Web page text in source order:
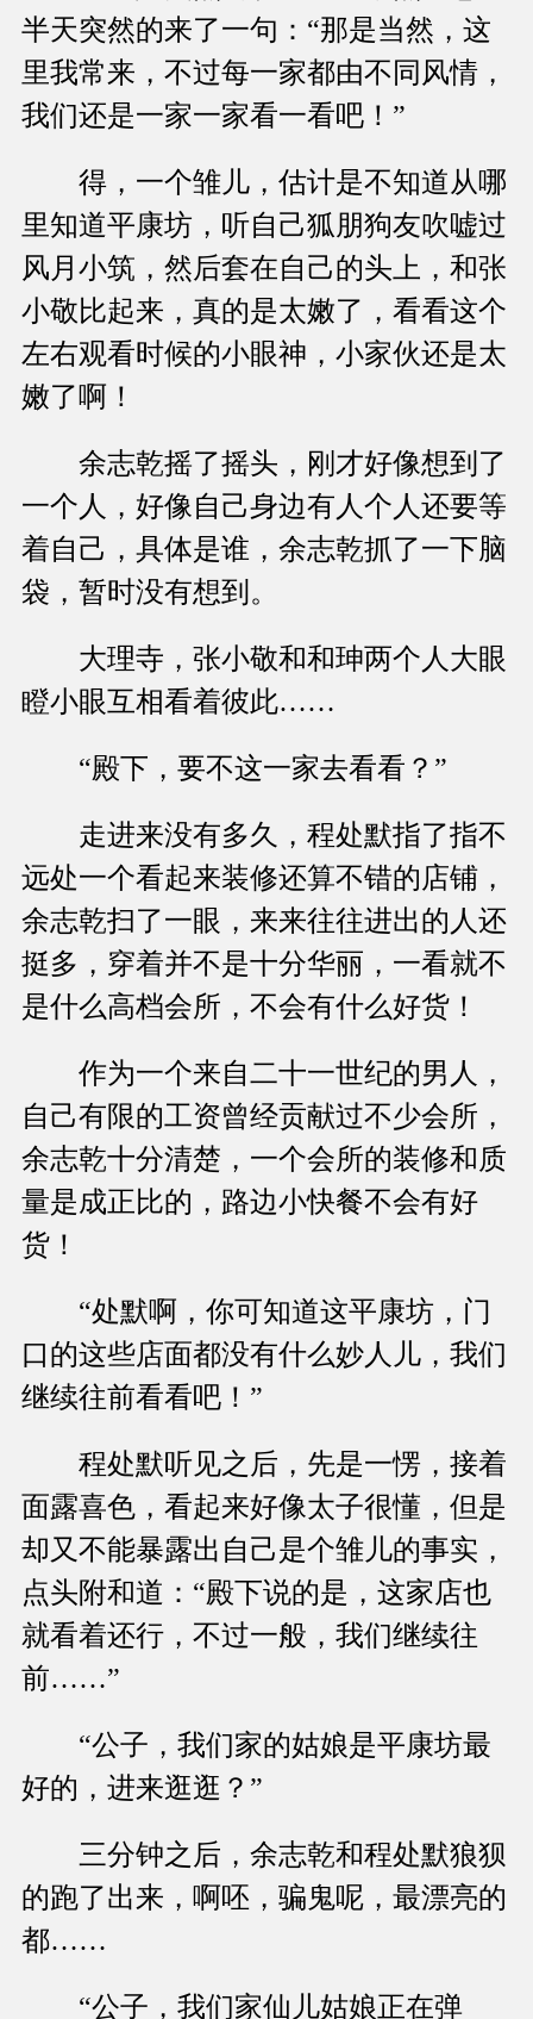
半天突然的来了一句：“那是当然，这
里我常来，不过每一家都由不同风情，
我们还是一家一家看一看吧！”
得，一个雏儿，估计是不知道从哪
里知道平康坊，听自己狐朋狗友吹嘘过
风月小筑，然后套在自己的头上，和张
小敬比起来，真的是太嫩了，看看这个
左右观看时候的小眼神，小家伙还是太
嫩了啊！
余志乾摇了摇头，刚才好像想到了
一个人，好像自己身边有人个人还要等
着自己，具体是谁，余志乾抓了一下脑
袋，暂时没有想到。
大理寺，张小敬和和珅两个人大眼
瞪小眼互相看着彼此……
“殿下，要不这一家去看看？”
走进来没有多久，程处默指了指不
远处一个看起来装修还算不错的店铺，
余志乾扫了一眼，来来往往进出的人还
挺多，穿着并不是十分华丽，一看就不
是什么高档会所，不会有什么好货！
作为一个来自二十一世纪的男人，
自己有限的工资曾经贡献过不少会所，
余志乾十分清楚，一个会所的装修和质
量是成正比的，路边小快餐不会有好
货！
“处默啊，你可知道这平康坊，门
口的这些店面都没有什么妙人儿，我们
继续往前看看吧！”
程处默听见之后，先是一愣，接着
面露喜色，看起来好像太子很懂，但是
却又不能暴露出自己是个雏儿的事实，
点头附和道：“殿下说的是，这家店也
就看着还行，不过一般，我们继续往
前……”
“公子，我们家的姑娘是平康坊最
好的，进来逛逛？”
三分钟之后，余志乾和程处默狼狈
的跑了出来，啊呸，骗鬼呢，最漂亮的
都……
“公子，我们家仙儿姑娘正在弹